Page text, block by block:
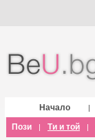
Начало |
Пози | Ти и той |